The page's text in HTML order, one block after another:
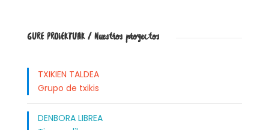
GURE PROIEKTUAK / Nuestros proyectos
TXIKIEN TALDEA
Grupo de txikis
DENBORA LIBREA